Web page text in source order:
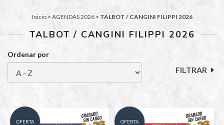
Inicio > AGENDAS 2026 > TALBOT / CANGINI FILIPPI 2026
TALBOT / CANGINI FILIPPI 2026
Ordenar por
FILTRAR
OFERTA OFERTA